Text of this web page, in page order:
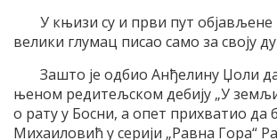
У књизи су и први пут објављене
велики глумац писао само за своју
Зашто је одбио Анђелину Џоли
њеном редитељском дебију „У
о рату у Босни, а опет прихватио да
Михаиловић у серији „Равна Гора“